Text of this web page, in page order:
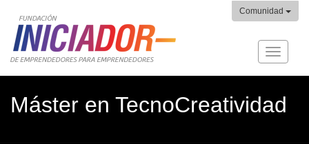
Comunidad
Iniciador
Máster en TecnoCreatividad